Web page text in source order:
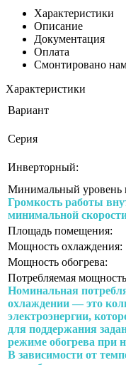
Характеристики
Описание
Документация
Оплата
Смонтировано
Характеристики
Вариант
Серия
Инверторный:
Минимальный уровень
Громкость работы
минимальной
Площадь помещения:
Мощность охлаждения:
Мощность обогрева:
Потребляемая
Номинальная
охлаждении — это
электроэнергии,
для поддержания
режиме обогрева при
В зависимости от